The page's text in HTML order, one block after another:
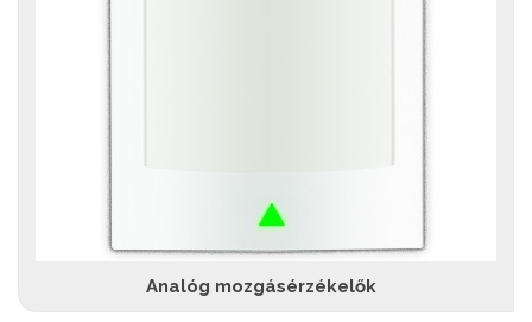
Analóg mozgásérzékelők